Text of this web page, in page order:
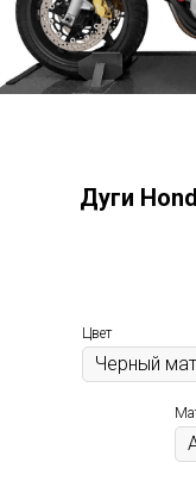
Дуги
Цвет